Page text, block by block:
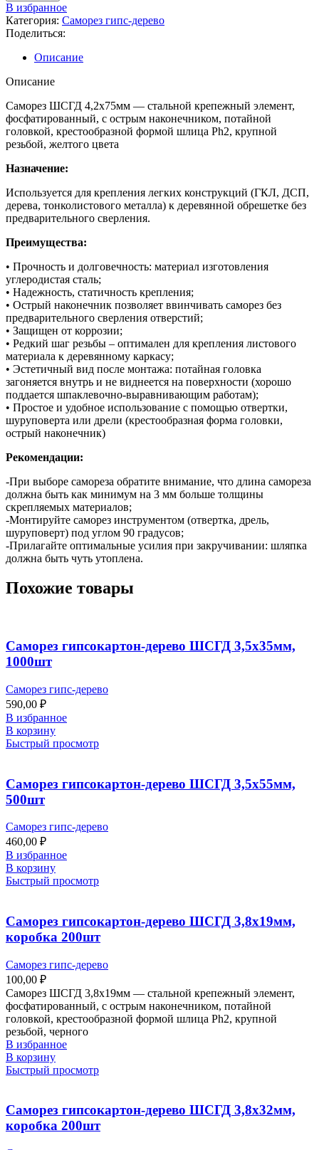
В избранное
Категория: Саморез гипс-дерево
Поделиться:
Описание
Описание
Саморез ШСГД 4,2х75мм — стальной крепежный элемент,
фосфатированный, с острым наконечником, потайной
головкой, крестообразной формой шлица Ph2, крупной
резьбой, желтого цвета
Назначение:
Используется для крепления легких конструкций (ГКЛ, ДСП,
дерева, тонколистового металла) к деревянной обрешетке без
предварительного сверления.
Преимущества:
• Прочность и долговечность: материал изготовления
углеродистая сталь;
• Надежность, статичность крепления;
• Острый наконечник позволяет ввинчивать саморез без
предварительного сверления отверстий;
• Защищен от коррозии;
• Редкий шаг резьбы – оптимален для крепления листового
материала к деревянному каркасу;
• Эстетичный вид после монтажа: потайная головка
загоняется внутрь и не виднеется на поверхности (хорошо
поддается шпаклевочно-выравнивающим работам);
• Простое и удобное использование с помощью отвертки,
шуруповерта или дрели (крестообразная форма головки,
острый наконечник)
Рекомендации:
-При выборе самореза обратите внимание, что длина самореза
должна быть как минимум на 3 мм больше толщины
скрепляемых материалов;
-Монтируйте саморез инструментом (отвертка, дрель,
шуруповерт) под углом 90 градусов;
-Прилагайте оптимальные усилия при закручивании: шляпка
должна быть чуть утоплена.
Похожие товары
Саморез гипсокартон-дерево ШСГД 3,5х35мм,
1000шт
Саморез гипс-дерево
590,00 ₽
В избранное
В корзину
Быстрый просмотр
Саморез гипсокартон-дерево ШСГД 3,5х55мм,
500шт
Саморез гипс-дерево
460,00 ₽
В избранное
В корзину
Быстрый просмотр
Саморез гипсокартон-дерево ШСГД 3,8х19мм,
коробка 200шт
Саморез гипс-дерево
100,00 ₽
Саморез ШСГД 3,8х19мм — стальной крепежный элемент,
фосфатированный, с острым наконечником, потайной
головкой, крестообразной формой шлица Ph2, крупной
резьбой, черного
В избранное
В корзину
Быстрый просмотр
Саморез гипсокартон-дерево ШСГД 3,8х32мм,
коробка 200шт